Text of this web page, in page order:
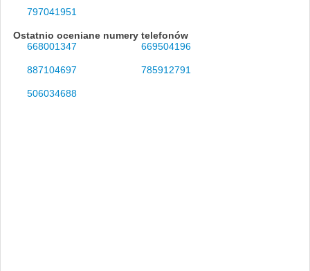
797041951
Ostatnio oceniane numery telefonów
668001347
669504196
887104697 785912791
506034688